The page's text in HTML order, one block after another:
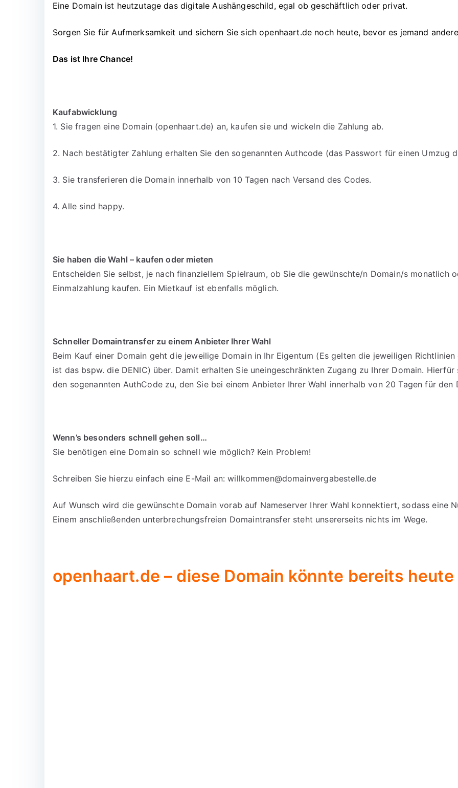
Eine Domain ist heutzutage das digitale Aushängeschild, egal ob geschäftlich oder privat.
Sorgen Sie für Aufmerksamkeit und sichern Sie sich openhaart.de noch heute, bevor es jemand
Das ist Ihre Chance!
Kaufabwicklung
1. Sie fragen eine Domain (openhaart.de) an, kaufen sie und wickeln die Zahlung ab.
2. Nach bestätigter Zahlung erhalten Sie den sogenannten Authcode (das Passwort für einen Umzug
3. Sie transferieren die Domain innerhalb von 10 Tagen nach Versand des Codes.
4. Alle sind happy.
Sie haben die Wahl – kaufen oder mieten
Entscheiden Sie selbst, je nach finanziellem Spielraum, ob Sie die gewünschte/n Domain/s monatlich
Einmalzahlung kaufen. Ein Mietkauf ist ebenfalls möglich.
Schneller Domaintransfer zu einem Anbieter Ihrer Wahl
Beim Kauf einer Domain geht die jeweilige Domain in Ihr Eigentum (Es gelten die jeweiligen
ist das bspw. die DENIC) über. Damit erhalten Sie uneingeschränkten Zugang zu Ihrer Domain.
den sogenannten AuthCode zu, den Sie bei einem Anbieter Ihrer Wahl innerhalb von 20 Tagen für den
Wenn’s besonders schnell gehen soll…
Sie benötigen eine Domain so schnell wie möglich? Kein Problem!
Schreiben Sie hierzu einfach eine E-Mail an:willkommen@domainvergabestelle.de
Auf Wunsch wird die gewünschte Domain vorab auf Nameserver Ihrer Wahl konnektiert, sodass eine
Einem anschließenden unterbrechungsfreien Domaintransfer steht unsererseits nichts im Wege.
openhaart.de – diese Domain könnte bereits heute